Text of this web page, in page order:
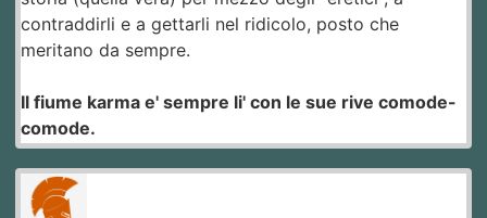
contraddirli e a gettarli nel ridicolo, posto che
meritano da sempre.
Il fiume karma e' sempre li' con le sue rive comode-
comode.